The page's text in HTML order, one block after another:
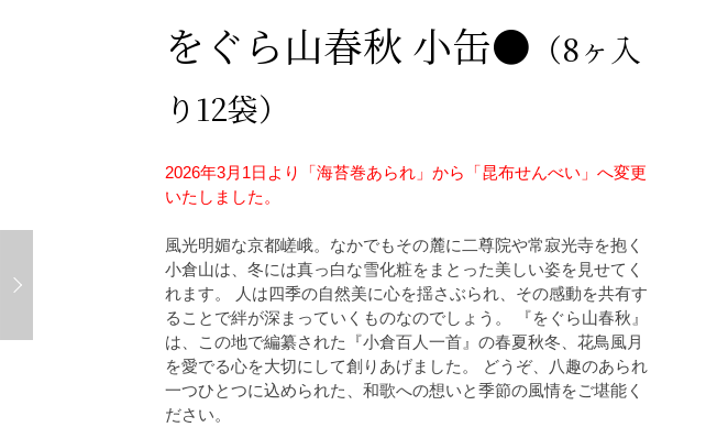
をぐら山春秋 小缶● （8ヶ入
り12袋）
2026年3月1日より「海苔巻あられ」から「昆布せんべい」へ変更
いたしました。
風光明媚な京都嵯峨。なかでもその麓に二尊院や常寂光寺を抱く
小倉山は、冬には真っ白な雪化粧をまとった美しい姿を見せてく
れます。 人は四季の自然美に心を揺さぶられ、その感動を共有す
ることで絆が深まっていくものなのでしょう。 『をぐら山春秋』
は、この地で編纂された『小倉百人一首』の春夏秋冬、花鳥風月
を愛でる心を大切にして創りあげました。 どうぞ、八趣のあられ
一つひとつに込められた、和歌への想いと季節の風情をご堪能く
ださい。